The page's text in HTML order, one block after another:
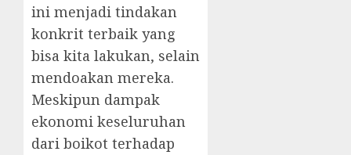
ini menjadi tindakan
konkrit terbaik yang
bisa kita lakukan, selain
mendoakan mereka.
Meskipun dampak
ekonomi keseluruhan
dari boikot terhadap